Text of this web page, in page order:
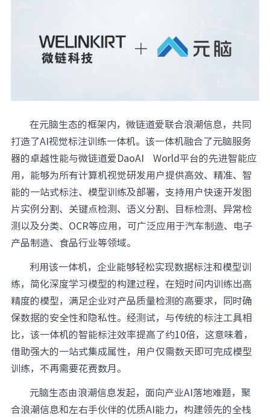
在元脑生态的框架内，微链道爱联合浪潮信息，共同
打造了AI视觉标注训练一体机。该一体机融合了元脑服务
器的卓越性能与微链道爱DaoAI World平台的先进智能应
用，能够为所有计算机视觉研发用户提供高效、精准、智
能的一站式标注、模型训练及部署，支持用户快速开发图
片实例分割、关键点检测、语义分割、目标检测、异常检
测以及分类、OCR等应用，可广泛应用于汽车制造、电子
产品制造、食品行业等领域。
利用该一体机，企业能够轻松实现数据标注和模型训
练，简化深度学习模型的构建过程，在短时间内训练出高
精度的模型，满足企业对产品质量检测的高要求，同时确
保数据的安全性和隐私性。经测试，与传统的标注工具相
比，该一体机的智能标注效率提高了约10倍，这意味着，
借助强大的一站式集成属性，用户仅需数天即可完成模型
训练，不再需要花费数月。
元脑生态由浪潮信息发起，面向产业AI落地难题，聚
合浪潮信息和左右手伙伴的优质AI能力，构建领先的全栈